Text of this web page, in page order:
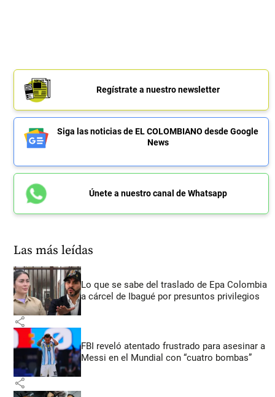
Regístrate a nuestro newsletter
Siga las noticias de EL COLOMBIANO desde Google
News
Únete a nuestro canal de Whatsapp
Las más leídas
Lo que se sabe del traslado de Epa Colombia
a cárcel de Ibagué por presuntos privilegios
share
FBI reveló atentado frustrado para asesinar a
Messi en el Mundial con “cuatro bombas”
share